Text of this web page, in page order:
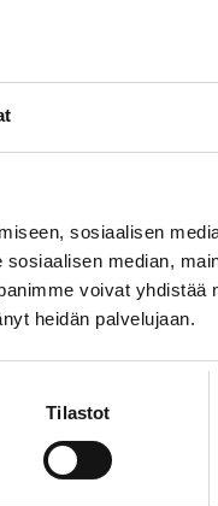
sosiaalisen
median,
voivat yhdistää
heidän palvelujaan.
Tilastot
tervetulleeksi
loimulaiset!
yliopiston useilta
ammattiryhmän
verkostoitumiselle
vuodessa
jäsenistöä
joiden